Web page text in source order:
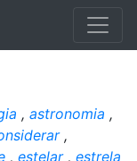
, astronomia ,
,
, estelar, estrela